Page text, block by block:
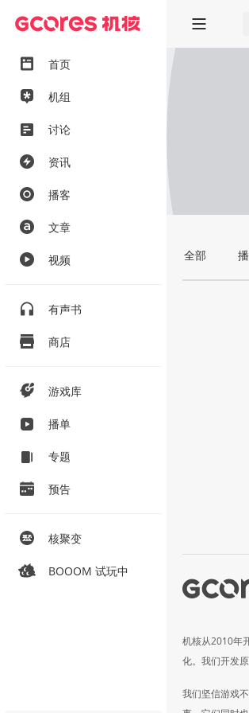
首页
机组
讨论
资讯
播客
文章
视频
有声书
商店
游戏库
播单
专题
预告
核聚变
BOOOM 试玩中
全部
机核从2010年
化。我们开发
我们坚信游戏